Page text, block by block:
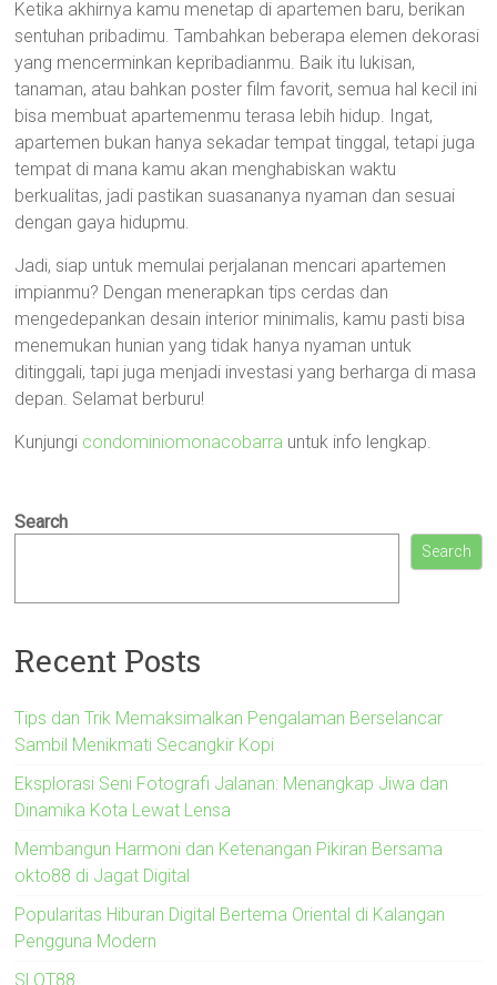
Ketika akhirnya kamu menetap di apartemen baru, berikan
sentuhan pribadimu. Tambahkan beberapa elemen dekorasi
yang mencerminkan kepribadianmu. Baik itu lukisan,
tanaman, atau bahkan poster film favorit, semua hal kecil ini
bisa membuat apartemenmu terasa lebih hidup. Ingat,
apartemen bukan hanya sekadar tempat tinggal, tetapi juga
tempat di mana kamu akan menghabiskan waktu
berkualitas, jadi pastikan suasananya nyaman dan sesuai
dengan gaya hidupmu.
Jadi, siap untuk memulai perjalanan mencari apartemen
impianmu? Dengan menerapkan tips cerdas dan
mengedepankan desain interior minimalis, kamu pasti bisa
menemukan hunian yang tidak hanya nyaman untuk
ditinggali, tapi juga menjadi investasi yang berharga di masa
depan. Selamat berburu!
Kunjungi condominiomonacobarra untuk info lengkap.
Search
Search
Recent Posts
Tips dan Trik Memaksimalkan Pengalaman Berselancar
Sambil Menikmati Secangkir Kopi
Eksplorasi Seni Fotografi Jalanan: Menangkap Jiwa dan
Dinamika Kota Lewat Lensa
Membangun Harmoni dan Ketenangan Pikiran Bersama
okto88 di Jagat Digital
Popularitas Hiburan Digital Bertema Oriental di Kalangan
Pengguna Modern
SLOT88